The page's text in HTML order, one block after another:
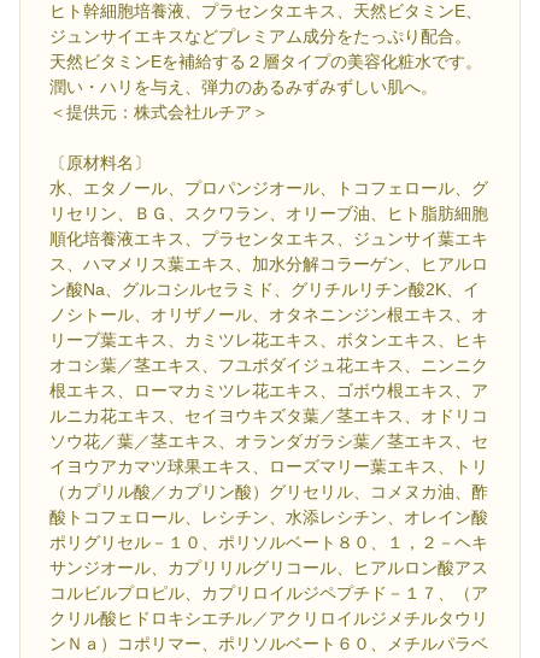
ヒト幹細胞培養液、プラセンタエキス、天然ビタミンE、
ジュンサイエキスなどプレミアム成分をたっぷり配合。
天然ビタミンEを補給する２層タイプの美容化粧水です。
潤い・ハリを与え、弾力のあるみずみずしい肌へ。
＜提供元：株式会社ルチア＞
〔原材料名〕
水、エタノール、プロパンジオール、トコフェロール、グ
リセリン、ＢＧ、スクワラン、オリーブ油、ヒト脂肪細胞
順化培養液エキス、プラセンタエキス、ジュンサイ葉エキ
ス、ハマメリス葉エキス、加水分解コラーゲン、ヒアルロ
ン酸Na、グルコシルセラミド、グリチルリチン酸2K、イ
ノシトール、オリザノール、オタネニンジン根エキス、オ
リーブ葉エキス、カミツレ花エキス、ボタンエキス、ヒキ
オコシ葉／茎エキス、フユボダイジュ花エキス、ニンニク
根エキス、ローマカミツレ花エキス、ゴボウ根エキス、ア
ルニカ花エキス、セイヨウキズタ葉／茎エキス、オドリコ
ソウ花／葉／茎エキス、オランダガラシ葉／茎エキス、セ
イヨウアカマツ球果エキス、ローズマリー葉エキス、トリ
（カプリル酸／カプリン酸）グリセリル、コメヌカ油、酢
酸トコフェロール、レシチン、水添レシチン、オレイン酸
ポリグリセル－１０、ポリソルベート８０、１，２－ヘキ
サンジオール、カプリリルグリコール、ヒアルロン酸アス
コルビルプロピル、カプリロイルジペプチド－１７、（ア
クリル酸ヒドロキシエチル／アクリロイルジメチルタウリ
ンＮａ）コポリマー、ポリソルベート６０、メチルパラベ